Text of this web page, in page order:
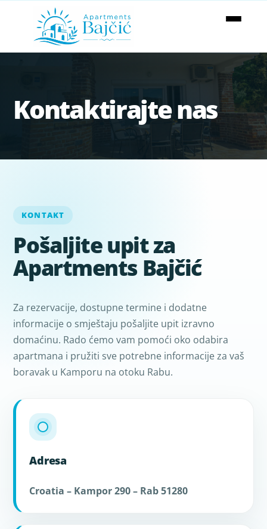
Kontaktirajte nas
KONTAKT
Pošaljite upit za
Apartments Bajčić
Za rezervacije, dostupne termine i dodatne
informacije o smještaju pošaljite upit izravno
domaćinu. Rado ćemo vam pomoći oko odabira
apartmana i pružiti sve potrebne informacije za vaš
boravak u Kamporu na otoku Rabu.
Adresa
Croatia – Kampor 290 – Rab 51280